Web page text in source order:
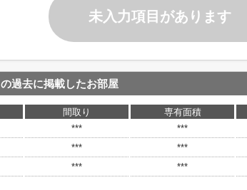
未入力項目があります
の過去に掲載したお部屋
間取り 専有面積
*** ***
*** ***
*** ***